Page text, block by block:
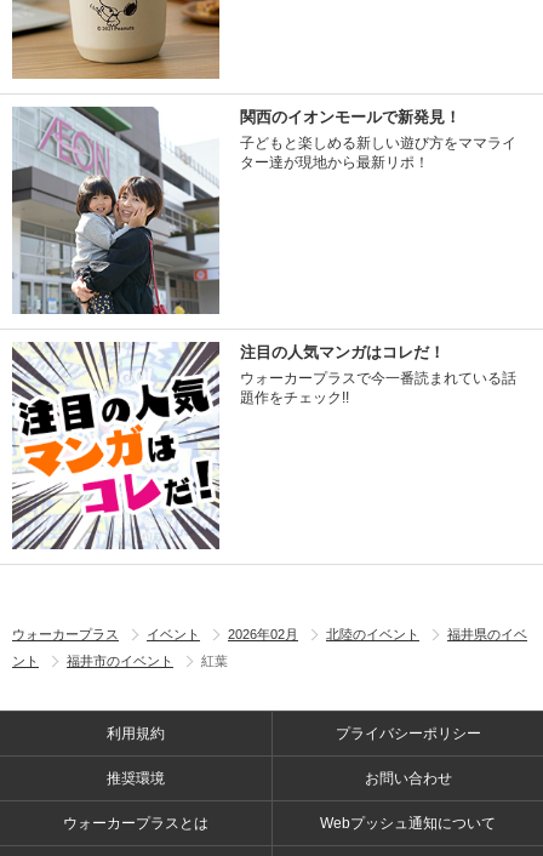
関西のイオンモールで新発見！
子どもと楽しめる新しい遊び方をママライ
ター達が現地から最新リポ！
注目の人気マンガはコレだ！
ウォーカープラスで今一番読まれている話
題作をチェック!!
ウォーカープラス イベント 2026年02月 北陸のイベント
福井県のイベ
ント
福井市のイベント 紅葉
利用規約 プライバシーポリシー
推奨環境 お問い合わせ
ウォーカープラスとは Webプッシュ通知について